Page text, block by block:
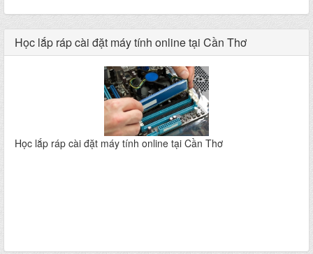
Học lắp ráp cài đặt máy tính online tại Cần Thơ
Học lắp ráp cài đặt máy tính online tại Cần Thơ